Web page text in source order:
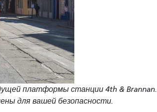
платформы станции 4th & Brannan.
для вашей безопасности.